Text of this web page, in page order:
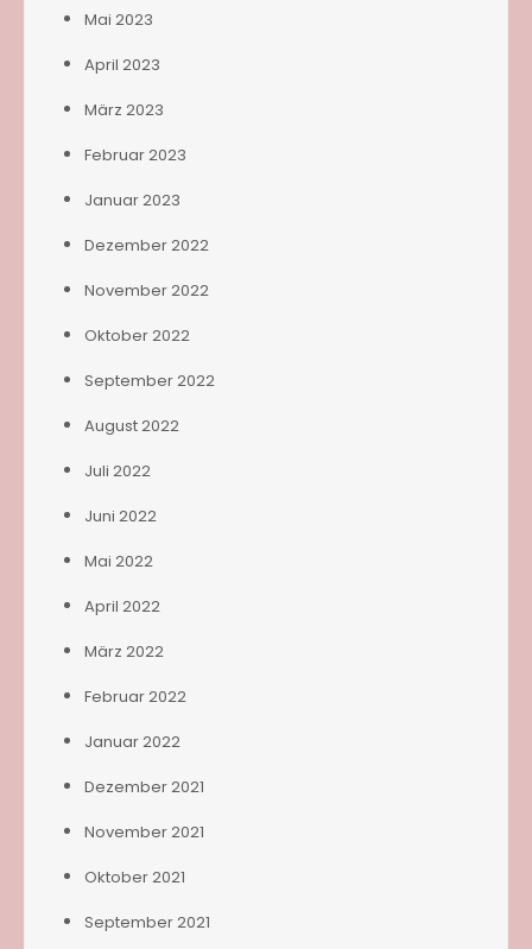
Mai 2023
April 2023
März 2023
Februar 2023
Januar 2023
Dezember 2022
November 2022
Oktober 2022
September 2022
August 2022
Juli 2022
Juni 2022
Mai 2022
April 2022
März 2022
Februar 2022
Januar 2022
Dezember 2021
November 2021
Oktober 2021
September 2021